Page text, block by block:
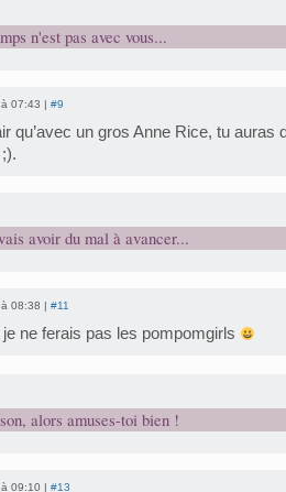
n'est pas avec vous...
07:43 | #9
qu’avec un gros Anne Rice, tu auras
avoir du mal à avancer...
08:38 | #11
je ne ferais pas les pompomgirls
alors amuses-toi bien !
09:10 | #13